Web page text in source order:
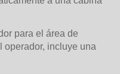
para el área de
operador, incluye una